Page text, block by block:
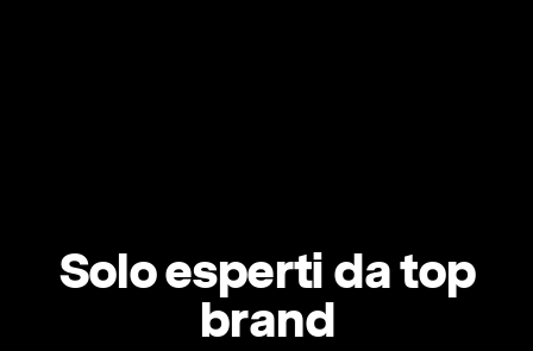
Solo esperti da top
brand